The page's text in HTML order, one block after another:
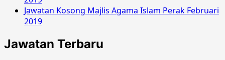
Jawatan Kosong Majlis Agama Islam Perak Februari
2019
Jawatan Terbaru